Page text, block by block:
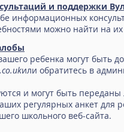
и поддержки
информационных
можно найти на
ребенка могут быть
или обратитесь в
и могут быть
регулярных анкет для
школьного веб-сайта.